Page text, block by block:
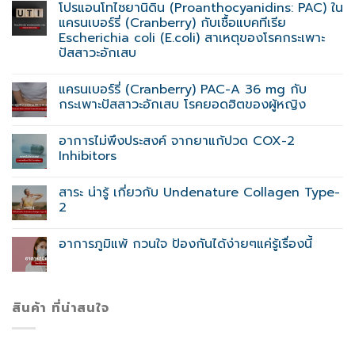
โปรแอนโทไซยานิดิน (Proanthocyanidins: PAC) ใน
แครนเบอร์รี่ (Cranberry) กับเชื้อแบคทีเรีย
Escherichia coli (E.coli) สาเหตุของโรคกระเพาะ
ปัสสาวะอักเสบ
แครนเบอร์รี่ (Cranberry) PAC-A 36 mg กับ
กระเพาะปัสสาวะอักเสบ โรคยอดฮิตของผู้หญิง
อาการไม่พึงประสงค์ จากยาแก้ปวด COX-2
Inhibitors
สาระ น่ารู้ เกี่ยวกับ Undenature Collagen Type-
2
อาการภูมิแพ้ กวนใจ ป้องกันได้ง่ายๆแค่รู้เรื่องนี้
สินค้า ที่น่าสนใจ